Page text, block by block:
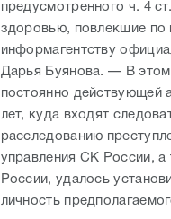
предусмотренного ч. 4
здоровью, повлекшие по
информагентству
Дарья Буянова. — В этом
постоянно действующей
лет, куда входят
расследованию
управления СК России, а
России, удалось
личность